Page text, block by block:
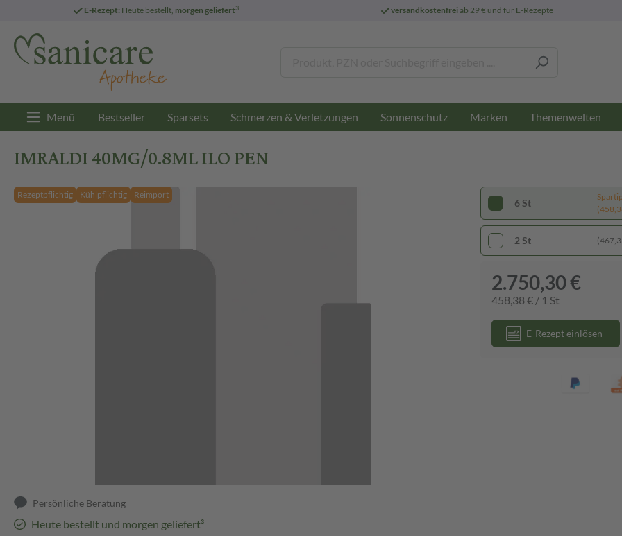
E-Rezept: Heute bestellt, morgen geliefert3 versandkostenfreiab 29 € und für E-Rezepte
Menü Bestseller Sparsets Schmerzen & Verletzungen Sonnenschutz Marken Themenwelten
IMRALDI 40MG/0.8ML ILO PEN
Rezeptpflichtig Kühlpflichtig Reimport
Persönliche Beratung
Heute bestellt und morgen geliefert³
6 St
2 St
2.750,30 €
458,38 € / 1 St
E-Rezept einlösen